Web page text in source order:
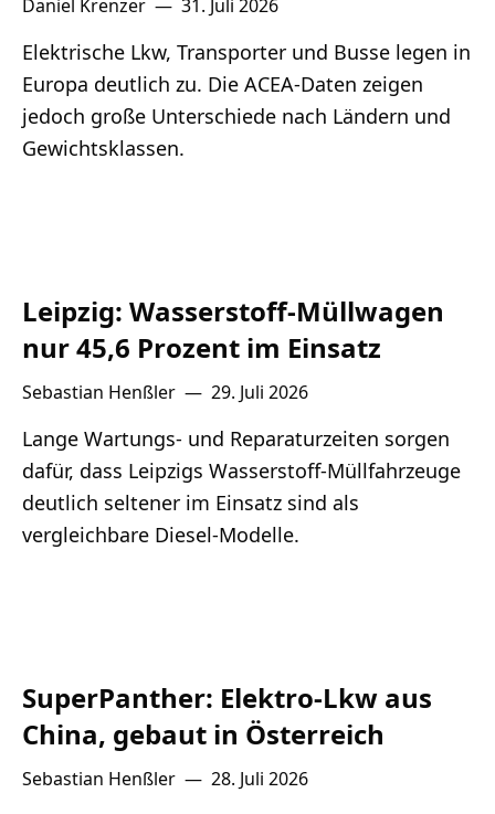
Daniel Krenzer — 31. Juli 2026
Elektrische Lkw, Transporter und Busse legen in
Europa deutlich zu. Die ACEA-Daten zeigen
jedoch große Unterschiede nach Ländern und
Gewichtsklassen.
Leipzig: Wasserstoff-Müllwagen
nur 45,6 Prozent im Einsatz
Sebastian Henßler — 29. Juli 2026
Lange Wartungs- und Reparaturzeiten sorgen
dafür, dass Leipzigs Wasserstoff-Müllfahrzeuge
deutlich seltener im Einsatz sind als
vergleichbare Diesel-Modelle.
SuperPanther: Elektro-Lkw aus
China, gebaut in Österreich
Sebastian Henßler — 28. Juli 2026